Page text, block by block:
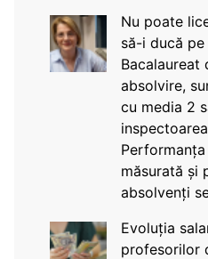
Nu poate
să-i ducă
Bacalaureat
absolvire,
cu media 2
măsurată și
absolvenți
Evoluția
profesorilor